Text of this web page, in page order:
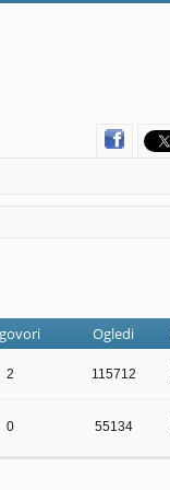
Ogledi
2 115712
0 55134